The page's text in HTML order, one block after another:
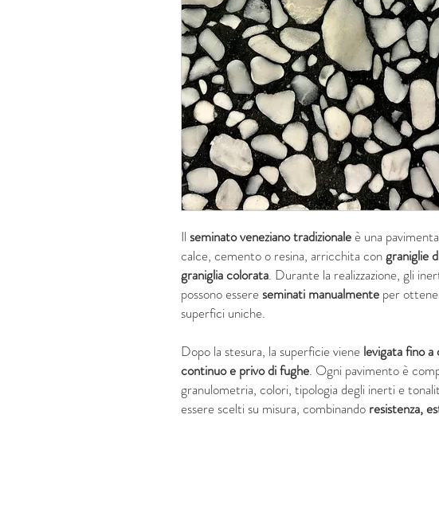
Il seminato venezianotradizionaleè una
calce, cemento o resina, arricchita congraniglie
graniglia colorata. Durante la realizzazione, gli
possono essereseminati manualmente per
superfici uniche.
Dopo la stesura, la superficie viene levigata fino
continuo e privo di fughe. Ogni pavimento è
granulometria, colori, tipologia degli inerti e
essere scelti su misura, combinando resistenza,